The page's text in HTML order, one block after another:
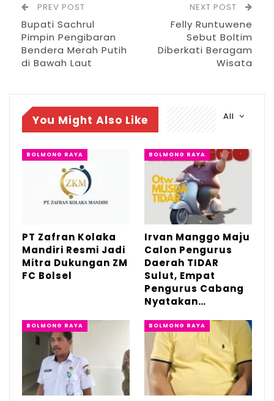
Diketahui, tanah hibah yang dilintasi jalan
pemukiman itu sepanjang sekira 30 meter
anggaran sebesar Rp332.000.000yang
bersumber dari Dana Desa tahun 2021.
Di sisi lain, perencanaan pembangunan
jalan pemukiman tersebut, juga tidak
melalui musyawarah di Desa.
RELATED POSTS
PT Zafran Kolaka Mandiri Resmi Jadi Mitra
Dukungan…
Irvan Manggo Maju Calon Pengurus
Daerah TIDAR…
Apr 22, 2026
DLH Kotamobagu Tegaskan Area Parkir
Pasar 23 Maret…
PREV POST
Bupati Sachrul
Pimpin Pengibaran
Bendera Merah Putih
di Bawah Laut
NEXT POST
Felly Runtuwene
Sebut Boltim
Diberkati Beragam
Wisata
All
You Might Also Like
BOLMONG RAYA
PT Zafran Kolaka
Mandiri Resmi Jadi
Mitra Dukungan ZM
FC Bolsel
BOLMONG RAYA
Irvan Manggo Maju
Calon Pengurus
Daerah TIDAR
Sulut, Empat
Pengurus Cabang
Nyatakan…
BOLMONG RAYA BOLMONG RAYA